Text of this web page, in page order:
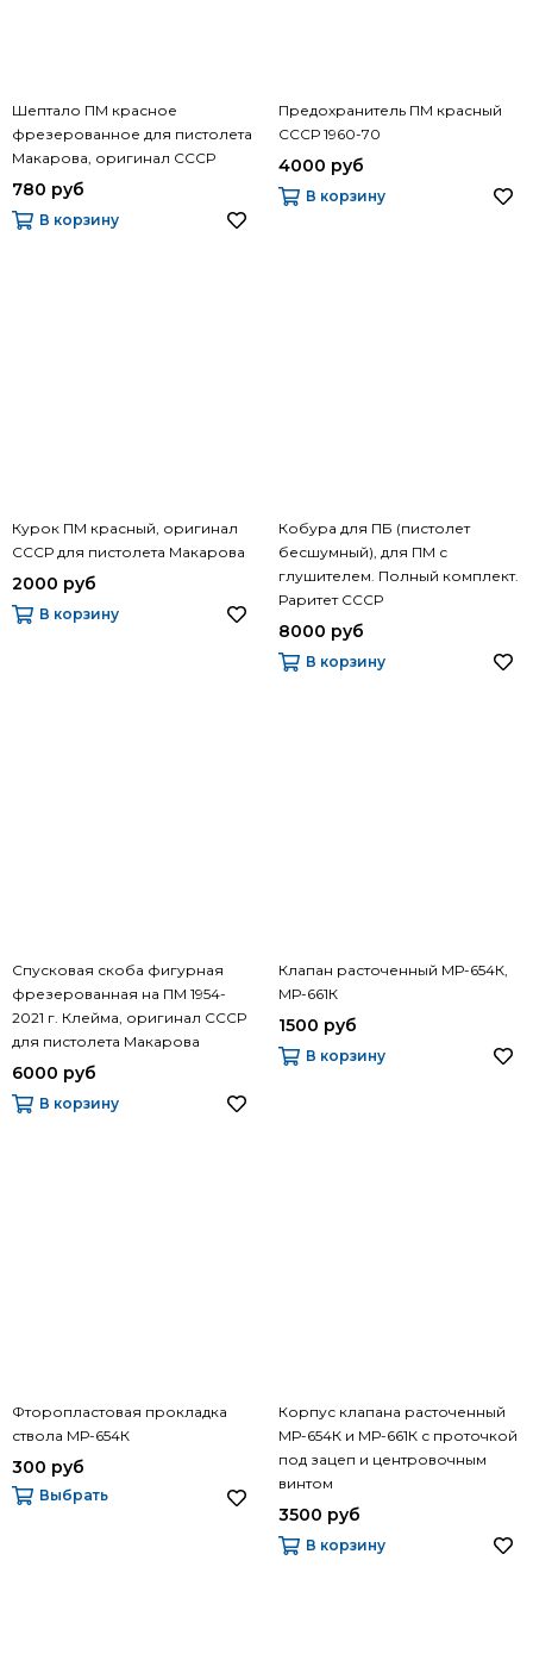
Шептало ПМ красное
фрезерованное для пистолета
Макарова, оригинал СССР
780 руб
В корзину
Предохранитель ПМ красный
СССР 1960-70
4000 руб
В корзину
Курок ПМ красный, оригинал
СССР для пистолета Макарова
2000 руб
В корзину
Кобура для ПБ (пистолет
бесшумный), для ПМ с
глушителем. Полный комплект.
Раритет СССР
8000 руб
В корзину
Спусковая скоба фигурная
фрезерованная на ПМ 1954-
2021 г. Клейма, оригинал СССР
для пистолета Макарова
6000 руб
В корзину
Клапан расточенный МР-654К,
МР-661К
1500 руб
В корзину
Фторопластовая прокладка
ствола МР-654К
300 руб
Выбрать
Корпус клапана расточенный
МР-654К и МР-661К с проточкой
под зацеп и центровочным
винтом
3500 руб
В корзину